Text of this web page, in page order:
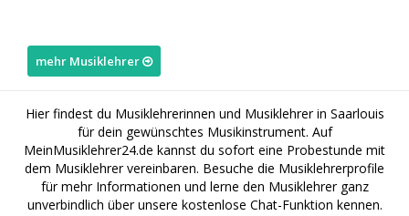
mehr Musiklehrer
Hier findest du Musiklehrerinnen und Musiklehrer in Saarlouis
für dein gewünschtes Musikinstrument. Auf
MeinMusiklehrer24.de kannst du sofort eine Probestunde mit
dem Musiklehrer vereinbaren. Besuche die Musiklehrerprofile
für mehr Informationen und lerne den Musiklehrer ganz
unverbindlich über unsere kostenlose Chat-Funktion kennen.